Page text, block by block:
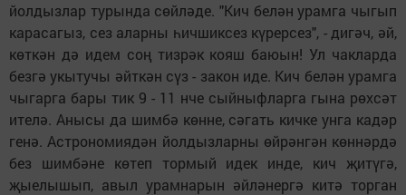
йолдызлар турында сөйләде. "Кич белән урамга чыгып
карасагыз, сез аларны һичшиксез күрерсез", - дигәч, әй,
көткән дә идем соң тизрәк кояш баюын! Ул чакларда
безгә укытучы әйткән сүз - закон иде. Кич белән урамга
чыгарга бары тик 9 - 11 нче сыйныфларга гына рөхсәт
ителә. Анысы да шимбә көнне, сәгать кичке унга кадәр
генә. Астрономиядән йолдызларны өйрәнгән көннәрдә
без шимбәне көтеп тормый идек инде, кич җитүгә,
җыелышып, авыл урамнарын әйләнергә китә торган